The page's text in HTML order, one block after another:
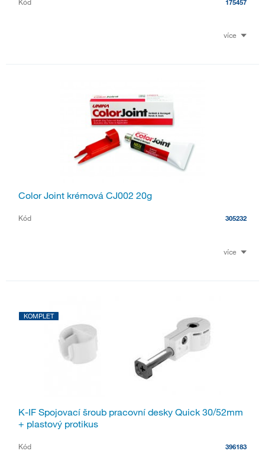
175457
více
Color Joint krémová CJ002 20g
Kód 305232
více
KOMPLET
K-IF Spojovací šroub pracovní desky Quick 30/52mm
+ plastový protikus
Kód 396183